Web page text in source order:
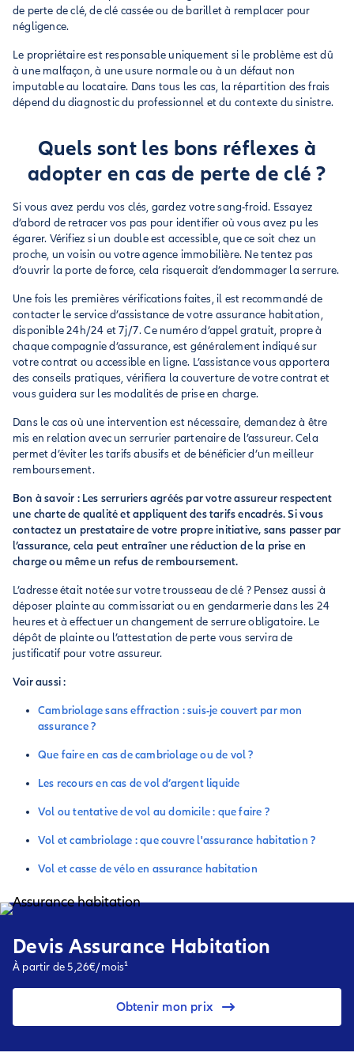
de perte de clé, de clé cassée ou de barillet à remplacer pour
négligence.
Le propriétaire est responsable uniquement si le problème est dû
à une malfaçon, à une usure normale ou à un défaut non
imputable au locataire. Dans tous les cas, la répartition des frais
dépend du diagnostic du professionnel et du contexte du sinistre.
Quels sont les bons réflexes à
adopter en cas de perte de clé ?
Si vous avez perdu vos clés, gardez votre sang-froid. Essayez
d’abord de retracer vos pas pour identifier où vous avez pu les
égarer. Vérifiez si un double est accessible, que ce soit chez un
proche, un voisin ou votre agence immobilière. Ne tentez pas
d’ouvrir la porte de force, cela risquerait d’endommager la serrure.
Une fois les premières vérifications faites, il est recommandé de
contacter le service d’assistance de votre assurance habitation,
disponible 24h/24 et 7j/7. Ce numéro d’appel gratuit, propre à
chaque compagnie d’assurance, est généralement indiqué sur
votre contrat ou accessible en ligne. L’assistance vous apportera
des conseils pratiques, vérifiera la couverture de votre contrat et
vous guidera sur les modalités de prise en charge.
Dans le cas où une intervention est nécessaire, demandez à être
mis en relation avec un serrurier partenaire de l’assureur. Cela
permet d’éviter les tarifs abusifs et de bénéficier d’un meilleur
remboursement.
Bon à savoir : Les serruriers agréés par votre assureur respectent
une charte de qualité et appliquent des tarifs encadrés. Si vous
contactez un prestataire de votre propre initiative, sans passer par
l’assurance, cela peut entraîner une réduction de la prise en
charge ou même un refus de remboursement.
L’adresse était notée sur votre trousseau de clé ? Pensez aussi à
déposer plainte au commissariat ou en gendarmerie dans les 24
heures et à effectuer un changement de serrure obligatoire. Le
dépôt de plainte ou l’attestation de perte vous servira de
justificatif pour votre assureur.
Voir aussi :
Cambriolage sans effraction : suis-je couvert par mon
assurance ?
Que faire en cas de cambriolage ou de vol ?
Les recours en cas de vol d’argent liquide
Vol ou tentative de vol au domicile : que faire ?
Vol et cambriolage : que couvre l'assurance habitation ?
Vol et casse de vélo en assurance habitation
Devis Assurance Habitation
À partir de 5,26€/mois¹
Obtenir mon prix